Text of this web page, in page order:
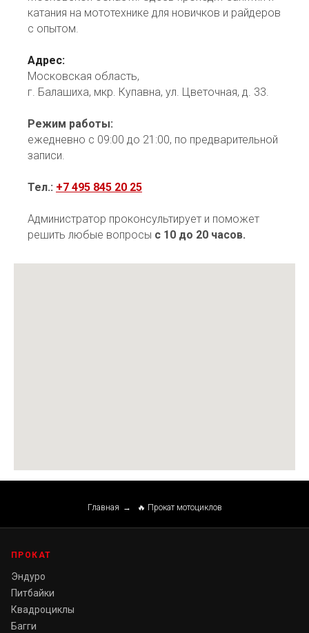
катания на мототехнике для новичков и райдеров
с опытом.
Адрес:
Московская область,
г. Балашиха, мкр. Купавна, ул. Цветочная, д. 33.
Режим работы:
ежедневно с 09:00 до 21:00, по предварительной
записи.
Тел.: +7 495 845 20 25
Администратор проконсультирует и поможет
решить любые вопросы с 10 до 20 часов.
Главная → 🔥 Прокат мотоциклов
ПРОКАТ
Эндуро
Питбайки
Квадроциклы
Багги